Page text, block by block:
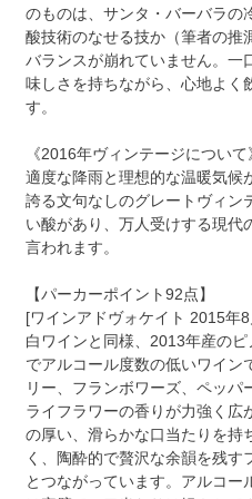
のものは、サンタ・バーバラの
酸技術のなせる技か（筆者の推
バランスが崩れていません。一
味しさを持ちながら、心地よく
す。
《2016年ヴィンテージについて
適度な降雨と理想的な温暖気候
誇る文句なしのグレートヴィン
い酸があり、万人受けする現代
言われます。
【パーカーポイント92点】
[ワインアドヴォケイト 2015年8
白ワインと同様、2013年産の
でアルコール度数の低いワイン
リー、フランボワーズ、ペッパ
ライフラワーの香りが力強く広
の厚い、滑らかな口当たりを持
く、陶酔的で贅沢な余韻を残
とつながっています。アルコー